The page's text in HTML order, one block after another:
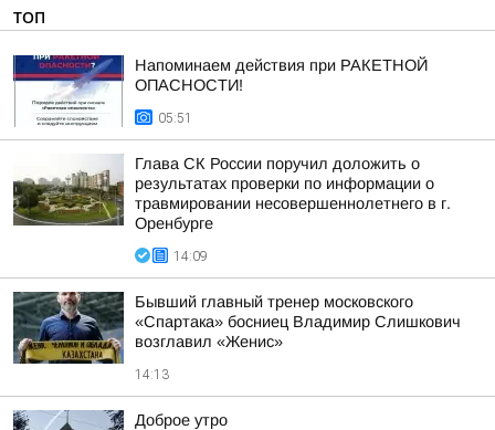
ТОП
Напоминаем действия при РАКЕТНОЙ
ОПАСНОСТИ!
05:51
Глава СК России поручил доложить о
результатах проверки по информации о
травмировании несовершеннолетнего в г.
Оренбурге
14:09
Бывший главный тренер московского
«Спартака» босниец Владимир Слишкович
возглавил «Женис»
14:13
Доброе утро